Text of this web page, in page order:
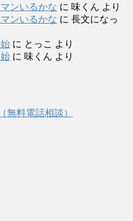
ンいるかな に 味くん より
ンいるかな に 長文になっ
に とっこ より
に 味くん より
無料電話相談）